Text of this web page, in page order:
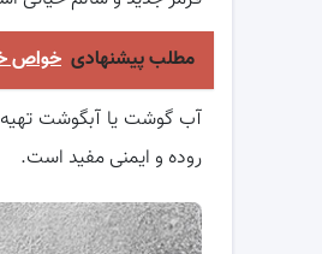
مطلب پیشنهادی خواص
آب گوشت یا آبگوشت تهیه
روده و ایمنی مفید است.